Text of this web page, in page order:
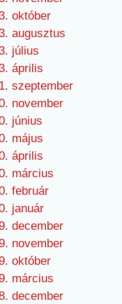
október
augusztus
július
április
szeptember
november
június
május
április
március
február
január
december
november
október
március
december